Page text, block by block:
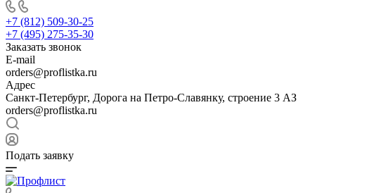
+7 (812) 509-30-25
+7 (495) 275-35-30
Заказать звонок
E-mail
orders@proflistka.ru
Адрес
Санкт-Петербург, Дорога на Петро-Славянку, строение 3 АЗ
orders@proflistka.ru
Подать заявку